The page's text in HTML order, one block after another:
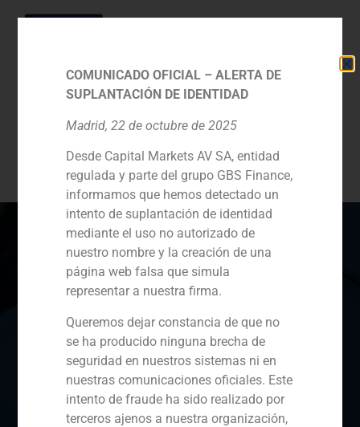
Categoría:
Concesiones
España Portugal Colombia
Ecuador Perú Chile China
Oriente Medio
Política de Cookies Política de Privacidad
COMUNICADO OFICIAL – ALERTA DE
SUPLANTACIÓN DE IDENTIDAD
Madrid, 22 de octubre de 2025
Desde Capital Markets AV SA, entidad
regulada y parte del grupo GBS Finance,
informamos que hemos detectado un
intento de suplantación de identidad
mediante el uso no autorizado de
nuestro nombre y la creación de una
página web falsa que simula
representar a nuestra firma.
Queremos dejar constancia de que no
se ha producido ninguna brecha de
seguridad en nuestros sistemas ni en
nuestras comunicaciones oficiales. Este
intento de fraude ha sido realizado por
terceros ajenos a nuestra organización,